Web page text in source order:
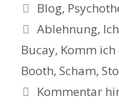
Kategorien
Blog,
Schlagwörter
Ablehnung,
Bucay, Komm ich
Booth, Scham,
Kommentar